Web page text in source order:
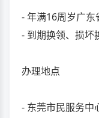
- 年满16周岁广
- 到期换领、损坏
办理地点
- 东莞市民服务中